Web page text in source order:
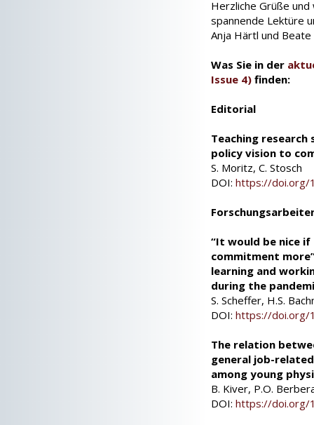
Herzliche Grüße und
spannende Lektüre
Anja Härtl und
Was Sie in der
Issue 4) finden:
Editorial
Teaching
policy vision to
S. Moritz, C. Stosch
DOI:https://doi.org/
“It would be nice
commitment
learning and
during the
S. Scheffer, H.S.
DOI:https://doi.org/
The relation
general job-
among young
B. Kiver, P.O.
DOI:https://doi.org/